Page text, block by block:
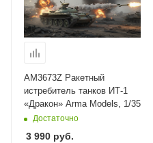
AM3673Z Ракетный
истребитель танков ИТ-1
«Дракон» Arma Models, 1/35
Достаточно
3 990 руб.